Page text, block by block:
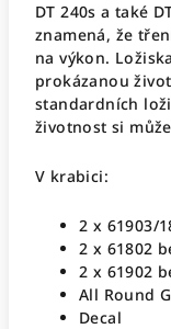
DT 240s a také
znamená, že
na výkon.
prokázanou
standardních
životnost si
V krabici:
2 x 61903/
2 x 61802
2 x 61902
All Round
Decal